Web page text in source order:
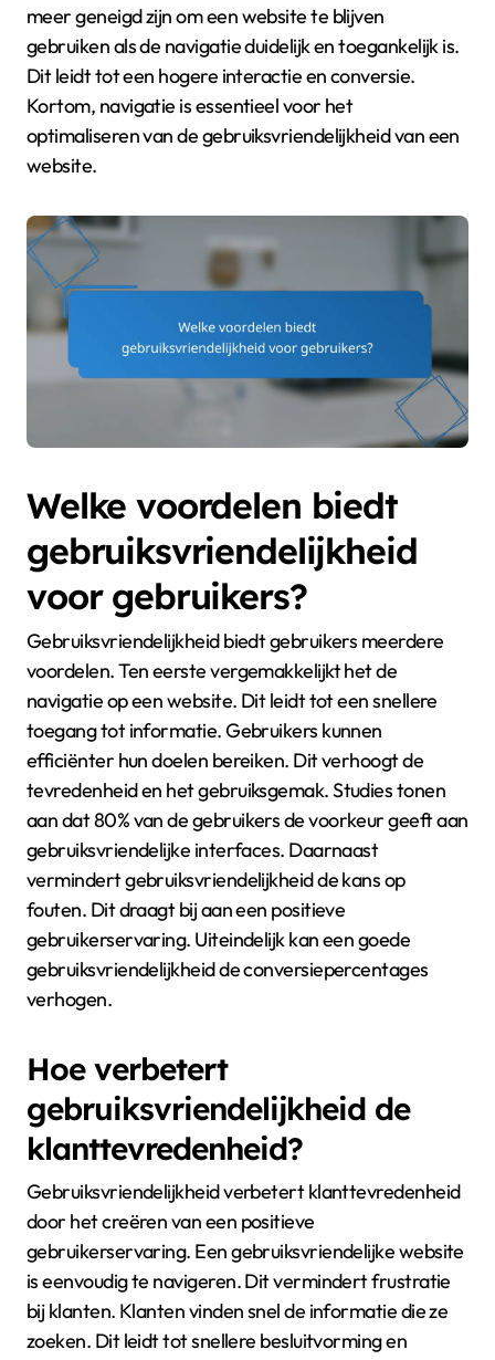
meer geneigd zijn om een website te blijven
gebruiken als de navigatie duidelijk en toegankelijk is.
Dit leidt tot een hogere interactie en conversie.
Kortom, navigatie is essentieel voor het
optimaliseren van de gebruiksvriendelijkheid van een
website.
Welke voordelen biedt
gebruiksvriendelijkheid
voor gebruikers?
Gebruiksvriendelijkheid biedt gebruikers meerdere
voordelen. Ten eerste vergemakkelijkt het de
navigatie op een website. Dit leidt tot een snellere
toegang tot informatie. Gebruikers kunnen
efficiënter hun doelen bereiken. Dit verhoogt de
tevredenheid en het gebruiksgemak. Studies tonen
aan dat 80% van de gebruikers de voorkeur geeft aan
gebruiksvriendelijke interfaces. Daarnaast
vermindert gebruiksvriendelijkheid de kans op
fouten. Dit draagt bij aan een positieve
gebruikerservaring. Uiteindelijk kan een goede
gebruiksvriendelijkheid de conversiepercentages
verhogen.
Hoe verbetert
gebruiksvriendelijkheid de
klanttevredenheid?
Gebruiksvriendelijkheid verbetert klanttevredenheid
door het creëren van een positieve
gebruikerservaring. Een gebruiksvriendelijke website
is eenvoudig te navigeren. Dit vermindert frustratie
bij klanten. Klanten vinden snel de informatie die ze
zoeken. Dit leidt tot snellere besluitvorming en